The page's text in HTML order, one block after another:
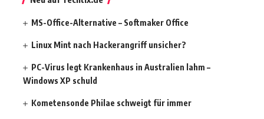
MS-Office-Alternative – Softmaker Office
Linux Mint nach Hackerangriff unsicher?
PC-Virus legt Krankenhaus in Australien lahm –
Windows XP schuld
Kometensonde Philae schweigt für immer